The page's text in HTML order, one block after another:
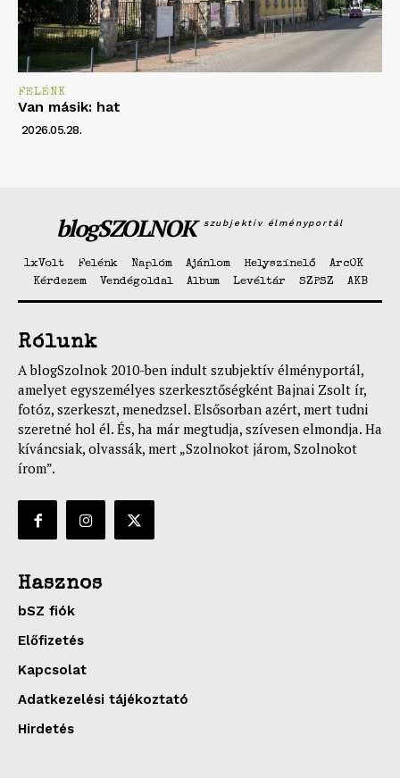
FELÉNK
Van másik: hat
2026.05.28.
blogSZOLNOK szubjektív élményportál
1xVolt Felénk Naplóm Ajánlom Helyszínelő
ArcOK
Kérdezem
Vendégoldal Album Levéltár SZPSZ AKB
Rólunk
A blogSzolnok 2010-ben indult szubjektív élményportál,
amelyet egyszemélyes szerkesztőségként Bajnai Zsolt ír,
fotóz, szerkeszt, menedzsel. Elsősorban azért, mert tudni
szeretné hol él. És, ha már megtudja, szívesen elmondja. Ha
kíváncsiak, olvassák, mert „Szolnokot járom, Szolnokot
írom”.
Hasznos
bSZ fiók
Előfizetés
Kapcsolat
Adatkezelési tájékoztató
Hirdetés